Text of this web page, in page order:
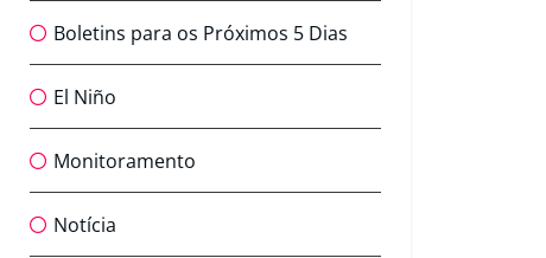
Boletins para os Próximos 5 Dias
El Niño
Monitoramento
Notícia